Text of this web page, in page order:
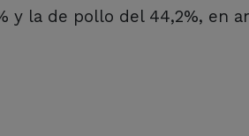
y la de pollo del 44,2%, en